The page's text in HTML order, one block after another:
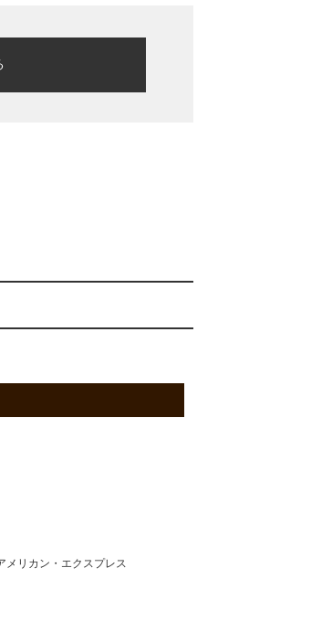
メリカン・エクスプレス